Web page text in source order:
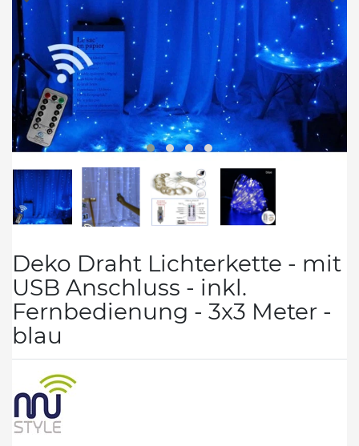
Deko Draht Lichterkette - mit
USB Anschluss - inkl.
Fernbedienung - 3x3 Meter -
blau